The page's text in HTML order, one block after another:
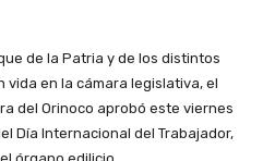
de la Patria y de los distintos
en la cámara legislativa, el
del Orinoco aprobó este viernes
Día Internacional del Trabajador,